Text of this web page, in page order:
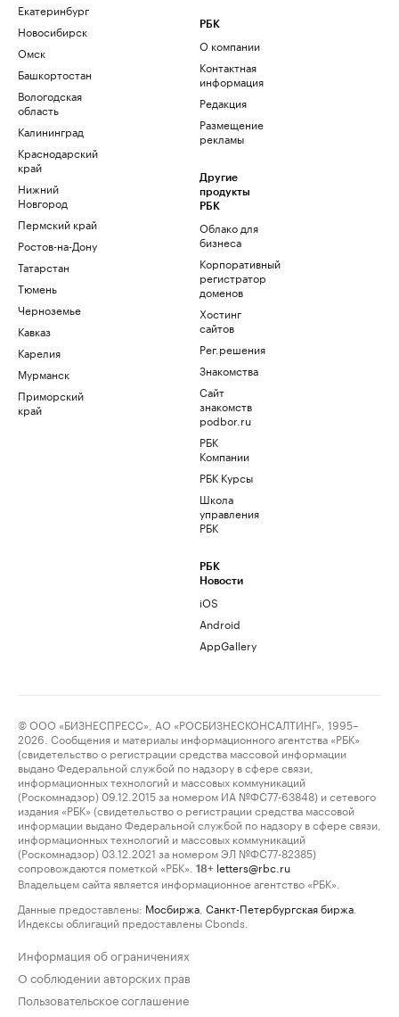
Екатеринбург
Новосибирск
Омск
Башкортостан
Вологодская
область
Калининград
Краснодарский
край
Нижний
Новгород
Пермский край
Ростов-на-Дону
Татарстан
Тюмень
Черноземье
Кавказ
Карелия
Мурманск
Приморский
край
РБК
О компании
Контактная
информация
Редакция
Размещение
рекламы
Другие
продукты
РБК
Облако для
бизнеса
Корпоративный
регистратор
доменов
Хостинг
сайтов
Рег.решения
Знакомства
Сайт
знакомств
podbor.ru
РБК
Компании
РБК Курсы
Школа
управления
РБК
РБК
Новости
iOS
Android
AppGallery
© ООО «БИЗНЕСПРЕСС», АО «РОСБИЗНЕСКОНСАЛТИНГ», 1995–
2026. Сообщения и материалы информационного агентства «РБК»
(свидетельство о регистрации средства массовой информации
выдано Федеральной службой по надзору в сфере связи,
информационных технологий и массовых коммуникаций
(Роскомнадзор) 09.12.2015 за номером ИА №ФС77-63848) и сетевого
издания «РБК» (свидетельство о регистрации средства массовой
информации выдано Федеральной службой по надзору в сфере связи,
информационных технологий и массовых коммуникаций
(Роскомнадзор) 03.12.2021 за номером ЭЛ №ФС77-82385)
сопровождаются пометкой «РБК».
18+ letters@rbc.ru
Владельцем сайта является информационное агентство «РБК».
Данные предоставлены: Мосбиржа Санкт-Петербургская биржа
Индексы облигаций предоставлены Cbonds.
Информация об ограничениях
О соблюдении авторских прав
Пользовательское соглашение